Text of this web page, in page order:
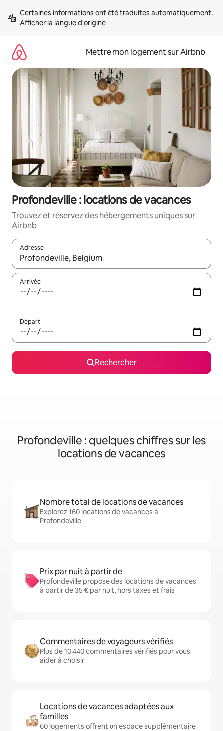
directement
Afficher la langue d'origine
Mettre mon logement sur Airbnb
Profondeville : locations de vacances
Trouvez et réservez des hébergements uniques sur
Airbnb
Adresse
Lorsque les résultats s'affichent, utilisez les flèches vers le
Arrivée
Départ
Rechercher
Profondeville : quelques chiffres sur les
locations de vacances
Nombre total de locations de vacances
Explorez 160 locations de vacances à
Profondeville
Prix par nuit à partir de
Profondeville propose des locations de vacances
à partir de 35 € par nuit, hors taxes et frais
Commentaires de voyageurs vérifiés
Plus de 10 440 commentaires vérifiés pour vous
aider à choisir
Locations de vacances adaptées aux
familles
60 logements offrent un espace supplémentaire